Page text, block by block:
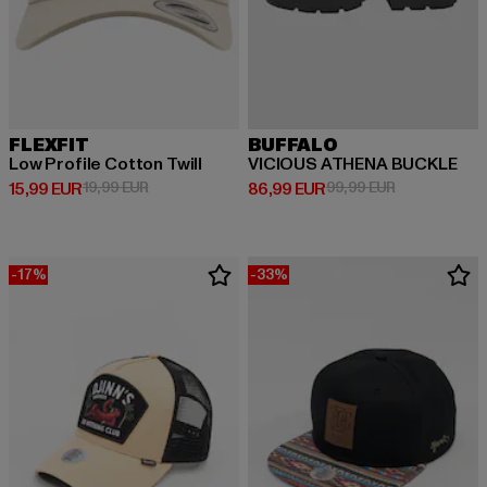
FLEXFIT
Low Profile Cotton Twill
15,99 EUR
Prix courant: 15,99 EUR
19,99 EURPrix en promotion: 19,99 EUR
BUFFALO
VICIOUS ATHENA BUCKLE
86,99 EUR
Prix courant: 86,99 EUR
99,99 EURPrix en
-17% -33%